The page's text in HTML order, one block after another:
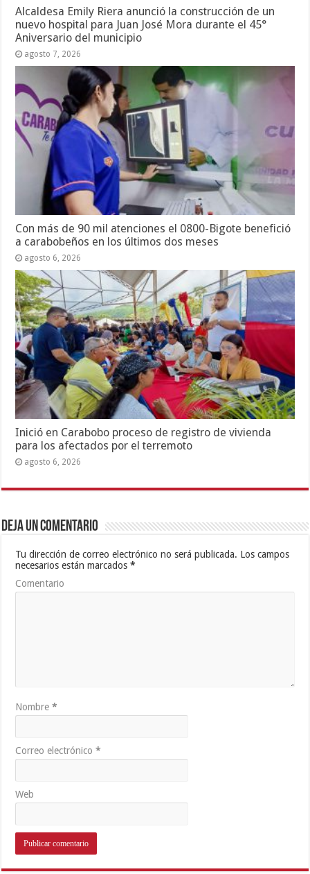
Alcaldesa Emily Riera anunció la construcción de un
nuevo hospital para Juan José Mora durante el 45°
Aniversario del municipio
agosto 7, 2026
Con más de 90 mil atenciones el 0800-Bigote benefició
a carabobeños en los últimos dos meses
agosto 6, 2026
Inició en Carabobo proceso de registro de vivienda
para los afectados por el terremoto
agosto 6, 2026
Deja un comentario
Tu dirección de correo electrónico no será publicada. Los campos
necesarios están marcados*
Comentario
Nombre*
Correo electrónico*
Web